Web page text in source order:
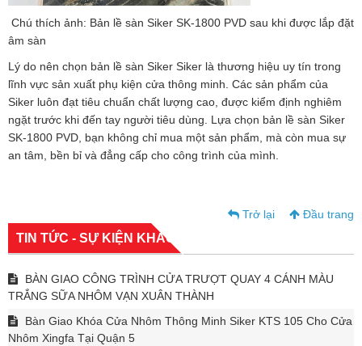
Chú thích ảnh: Bản lề sàn Siker SK-1800 PVD sau khi được lắp đặt
âm sàn
Lý do nên chọn bản lề sàn Siker Siker là thương hiệu uy tín trong
lĩnh vực sản xuất phụ kiện cửa thông minh. Các sản phẩm của
Siker luôn đạt tiêu chuẩn chất lượng cao, được kiểm định nghiêm
ngặt trước khi đến tay người tiêu dùng. Lựa chọn bản lề sàn Siker
SK-1800 PVD, bạn không chỉ mua một sản phẩm, mà còn mua sự
an tâm, bền bỉ và đẳng cấp cho công trình của mình.
Trở lại Đầu trang
TIN TỨC - SỰ KIỆN KHÁC
BÀN GIAO CÔNG TRÌNH CỬA TRƯỢT QUAY 4 CÁNH MÀU
TRẮNG SỮA NHÔM VẠN XUÂN THÀNH
Bàn Giao Khóa Cửa Nhôm Thông Minh Siker KTS 105 Cho Cửa
Nhôm Xingfa Tại Quận 5